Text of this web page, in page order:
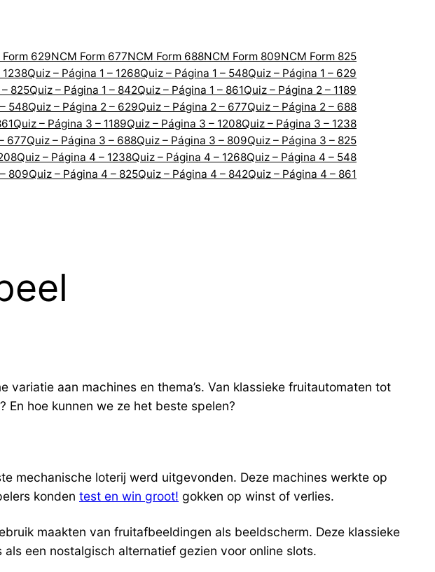
Form 629NCM Form 677NCM Form 688NCM Form 809NCM Form 825
1238Quiz – Página 1 – 1268Quiz – Página 1 – 548Quiz – Página 1 – 629
825Quiz – Página 1 – 842Quiz – Página 1 – 861Quiz – Página 2 – 1189
548Quiz – Página 2 – 629Quiz – Página 2 – 677Quiz – Página 2 – 688
Quiz – Página 3 – 1189Quiz – Página 3 – 1208Quiz – Página 3 – 1238
677Quiz – Página 3 – 688Quiz – Página 3 – 809Quiz – Página 3 – 825
Quiz – Página 4 – 1238Quiz – Página 4 – 1268Quiz – Página 4 – 548
809Quiz – Página 4 – 825Quiz – Página 4 – 842Quiz – Página 4 – 861
aan machines en thema’s. Van klassieke fruitautomaten tot
hoe kunnen we ze het beste spelen?
mechanische loterij werd uitgevonden. Deze machines werkte op
konden test en win groot! gokken op winst of verlies.
maakten van fruitafbeeldingen als beeldscherm. Deze klassieke
een nostalgisch alternatief gezien voor online slots.